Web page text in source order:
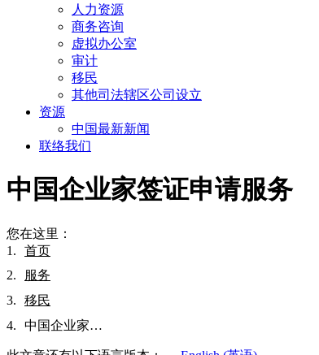
人力资源
商务咨询
虚拟办公室
审计
移民
其他司法辖区公司设立
资源
中国最新新闻
联络我们
中国企业家签证申请服务
您在这里：
首页
服务
移民
中国企业家…